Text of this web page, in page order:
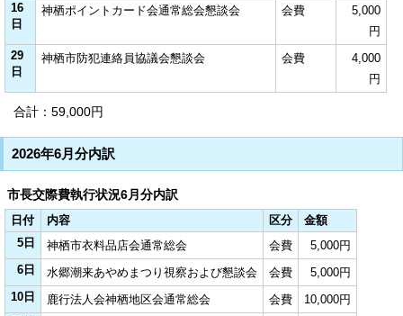
16
日
神栖ポイントカード会通常総会懇談会 会費
5,000
円
29
日
神栖市防犯連絡員協議会懇談会 会費
4,000
円
合計：59,000円
2026年6月分内訳
市長交際費執行状況6月分内訳
日付
内容 区分
金額
5日
神栖市衣料品店会通常総会 会費
5,000円
6日
水郷潮来あやめまつり視察および懇談会 会費
5,000円
10日
鹿行法人会神栖地区会通常総会 会費
10,000円